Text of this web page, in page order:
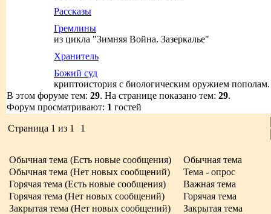
Рассказы
Гремлины
из цикла "Зимняя Война. Зазеркалье"
Хранитель
Божий суд
криптоистория с биологическим оружием пополам.
В этом форуме тем: 29. На странице показано тем: 29.
Форум просматривают: 1 гостей
Страница 1 из 1 1
Обычная тема (Есть новые сообщения)
Обычная тема
Обычная тема (Нет новых сообщений)
Тема - опрос
Горячая тема (Есть новые сообщения)
Важная тема
Горячая тема (Нет новых сообщений)
Горячая тема
Закрытая тема (Нет новых сообщений)
Закрытая тема